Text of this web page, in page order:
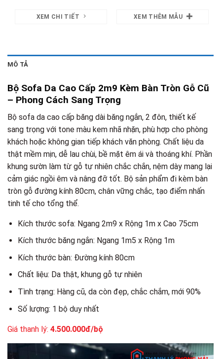
XEM CHI TIẾT XEM THÊM MẪU
MÔ TẢ
Bộ Sofa Da Cao Cấp 2m9 Kèm Bàn Tròn Gỗ Cũ
– Phong Cách Sang Trọng
Bộ sofa da cao cấp băng dài băng ngắn, 2 đôn, thiết kế
sang trọng với tone màu kem nhã nhặn, phù hợp cho phòng
khách hoặc không gian tiếp khách văn phòng. Chất liệu da
thật mềm mịn, dễ lau chùi, bề mặt êm ái và thoáng khí. Phần
khung sườn làm từ gỗ tự nhiên chắc chắn, nệm dày mang lại
cảm giác ngồi êm và nâng đỡ tốt. Bộ sản phẩm đi kèm bàn
tròn gỗ đường kính 80cm, chân vững chắc, tạo điểm nhấn
tinh tế cho tổng thể.
Kích thước sofa: Ngang 2m9 x Rộng 1m x Cao 75cm
Kích thước băng ngắn: Ngang 1m5 x Rộng 1m
Kích thước bàn: Đường kính 80cm
Chất liệu: Da thật, khung gỗ tự nhiên
Tình trạng: Hàng cũ, da còn đẹp, chắc chắm, mới 90%
Số lượng: 1 bộ duy nhất
Giá thanh lý: 4.500.000đ/bộ